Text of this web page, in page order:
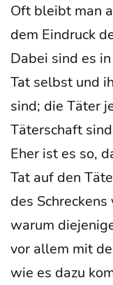
Oft bleibt man
dem Ein­druck
Dabei sind es
Tat selbst und
sind; die Täter
Täter­schaft
Eher ist es so,
Tat auf den
des
war­um
vor allem mit
wie es dazu